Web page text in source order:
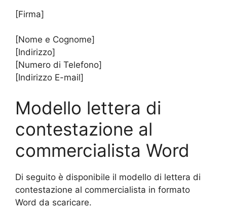
[Firma]
[Nome e Cognome]
[Indirizzo]
[Numero di Telefono]
[Indirizzo E-mail]
Modello lettera di
contestazione al
commercialista Word
Di seguito è disponibile il modello di lettera di
contestazione al commercialista in formato
Word da scaricare.